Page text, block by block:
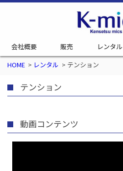
会社概要 販売 レンタル
HOME > レンタル > テンション
テンション
動画コンテンツ